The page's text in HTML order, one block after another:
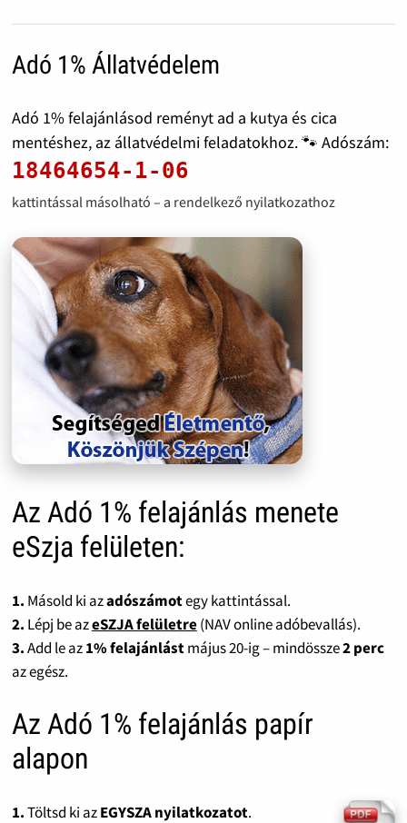
Adó 1% Állatvédelem
Adó 1% felajánlásod reményt ad a kutya és cica
mentéshez, az állatvédelmi feladatokhoz. 🐾 Adószám:
18464654-1-06
kattintással másolható – a rendelkező nyilatkozathoz
Az Adó 1% felajánlás menete
eSzja felületen:
1. Másold ki azadószámotegy kattintással.
2. Lépj be azeSZJA felületre(NAV online adóbevallás).
3.Add le az1% felajánlástmájus 20-ig – mindössze2 perc
az egész.
Az Adó 1% felajánlás papír
alapon
1.Töltsd ki azEGYSZA nyilatkozatot.